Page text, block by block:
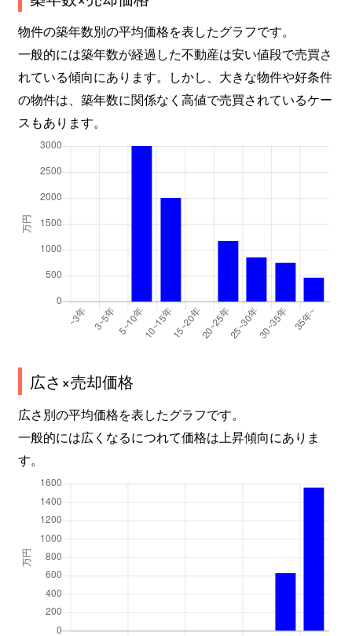
物件の築年数別の平均価格を表したグラフです。
一般的には築年数が経過した不動産は安い値段で売買さ
れている傾向にあります。しかし、大きな物件や好条件
の物件は、築年数に関係なく高値で売買されているケー
スもあります。
広さ×売却価格
広さ別の平均価格を表したグラフです。
一般的には広くなるにつれて価格は上昇傾向にありま
す。